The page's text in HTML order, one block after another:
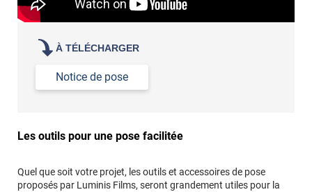
À TÉLÉCHARGER
Notice de pose
Les outils pour une pose facilitée
Quel que soit votre projet, les outils et accessoires de pose
proposés par Luminis Films, seront grandement utiles pour la